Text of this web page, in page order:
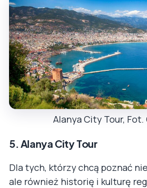
Alanya City Tour, Fot.
5. Alanya City Tour
Dla tych, którzy chcą poznać
ale również historię i kulturę